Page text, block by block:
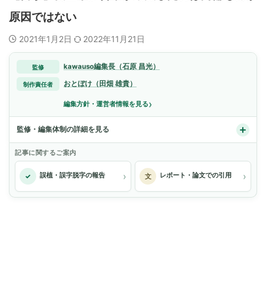
原因ではない
2021年1月2日 2022年11月21日
監修 kawauso編集長（石原 昌光）
制作責任者 おとぼけ（田畑 雄貴）
編集方針・運営者情報を見る›
監修・編集体制の詳細を見る
記事に関するご案内
✓ 誤植・誤字脱字の報告 › 文 レポート・論文での引用 ›